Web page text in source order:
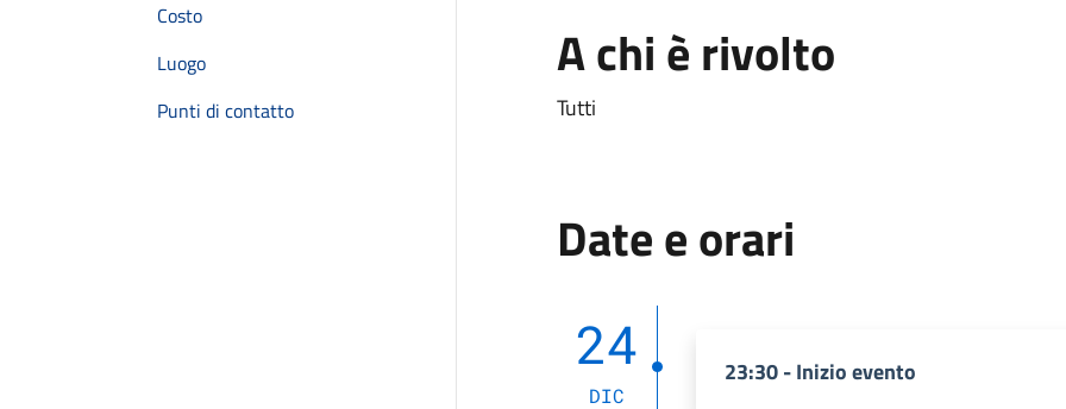
Costo
Luogo
Punti di contatto
A chi è rivolto
Tutti
Date e orari
24
DIC
23:30 - Inizio evento